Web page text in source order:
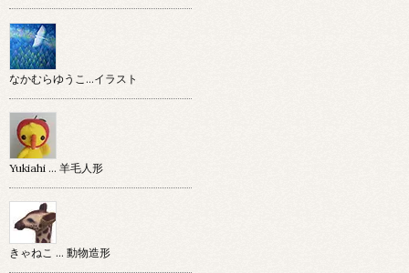
なかむらゆうこ…イラスト
Yukiahi … 羊毛人形
きゃねこ … 動物造形